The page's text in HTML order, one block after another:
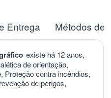
Entrega Métodos de
existe há 12 anos,
de orientação,
Proteção contra incêndios,
de perigos,